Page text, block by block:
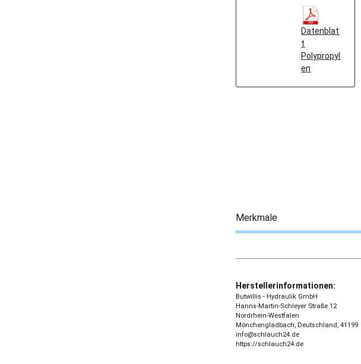
Datenblat
t
Polypropyl
en
Merkmale
Herstellerinformationen:
Butwillis - Hydraulik GmbH
Hanns-Martin-Schleyer Straße 12
Nordrhein-Westfalen
Mönchengladbach, Deutschland, 41199
info@schlauch24.de
https://schlauch24.de